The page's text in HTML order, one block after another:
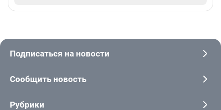
Подписаться на новости
Сообщить новость
Рубрики